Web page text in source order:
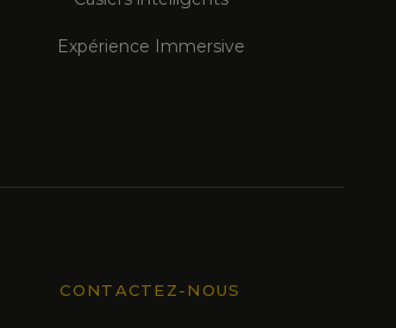
Expérience Immersive
CONTACTEZ-NOUS